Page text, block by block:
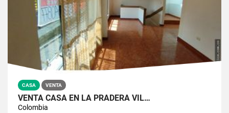
CASA VENTA
VENTA CASA EN LA PRADERA VIL…
Colombia